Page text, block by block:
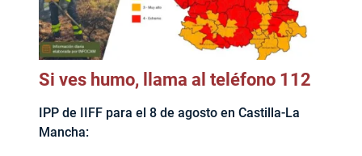
Si ves humo, llama al teléfono 112
IPP de IIFF para el 8 de agosto en Castilla-La
Mancha: